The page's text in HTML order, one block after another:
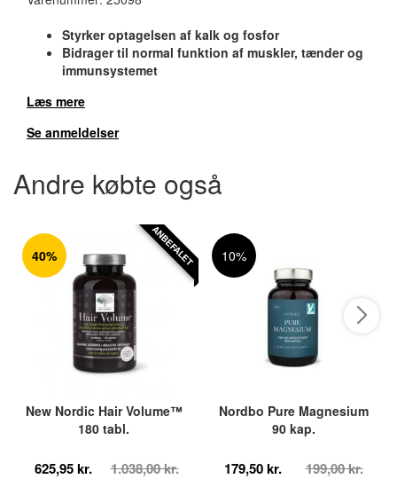
Styrker optagelsen af kalk og fosfor
Bidrager til normal funktion af muskler, tænder og
immunsystemet
Læs mere
Se anmeldelser
Andre købte også
40%
New Nordic Hair Volume™
180 tabl.
625,95 kr. 1.038,00 kr.
ANBEFALET 10%
Nordbo Pure Magnesium
90 kap.
179,50 kr. 199,00 kr.